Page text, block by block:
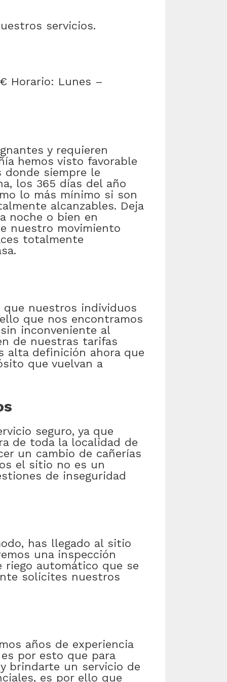
servicios.
Horario: Lunes –
y requieren
hemos visto favorable
siempre le
los 365 días del año
lo más mínimo si son
alcanzables. Deja
noche o bien en
nuestro movimiento
totalmente
que nuestros individuos
que nos encontramos
inconveniente al
de nuestras tarifas
alta definición ahora que
que vuelvan a
seguro, ya que
de toda la localidad de
un cambio de cañerías
el sitio no es un
de inseguridad
has llegado al sitio
una inspección
automático que se
solicites nuestros
años de experiencia
por esto que para
brindarte un servicio de
es por ello que